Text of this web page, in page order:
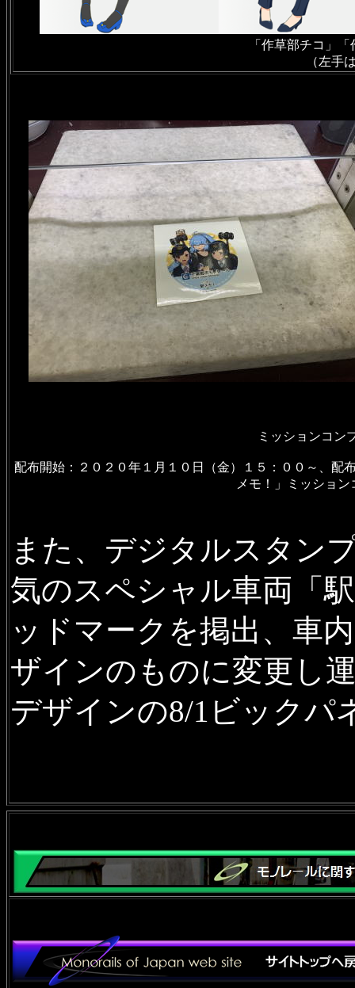
「作草部チコ」
（左手
ミッションコン
配布開始：２０２０年１月１０日（金）１５：００～、配
メモ！」ミッショ
また、デジタルスタン
気のスペシャル車両「
ッドマークを掲出、車
ザインのものに変更し
デザインの8/1ビックパ